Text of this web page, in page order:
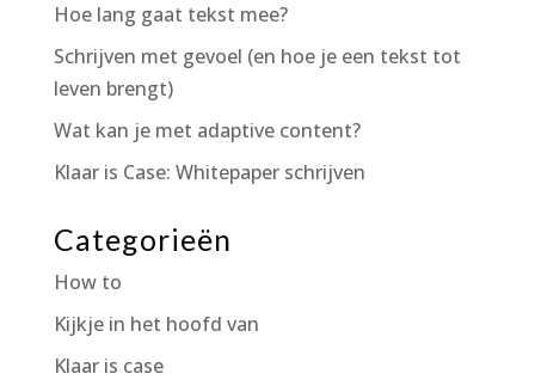
Hoe lang gaat tekst mee?
Schrijven met gevoel (en hoe je een tekst tot
leven brengt)
Wat kan je met adaptive content?
Klaar is Case: Whitepaper schrijven
Categorieën
How to
Kijkje in het hoofd van
Klaar is case